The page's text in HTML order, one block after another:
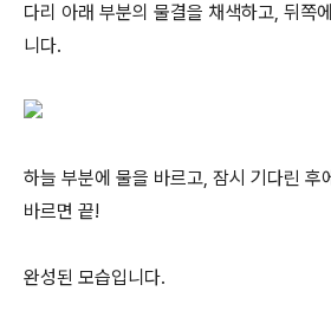
다리 아래 부분의 물결을 채색하고, 뒤쪽
니다.
하늘 부분에 물을 바르고, 잠시 기다린 후
바르면 끝!
완성된 모습입니다.